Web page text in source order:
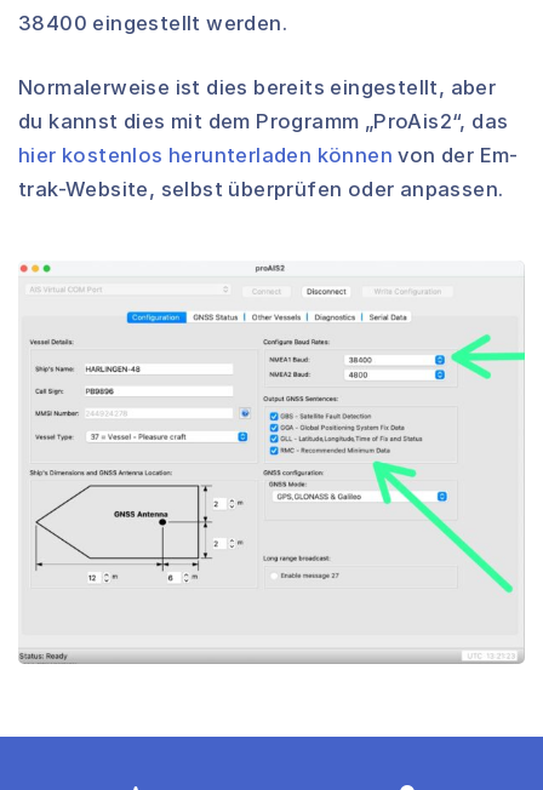
38400 eingestellt werden.
Normalerweise ist dies bereits eingestellt, aber
du kannst dies mit dem Programm „ProAis2“, das
hier kostenlos herunterladen können von der Em-
trak-Website, selbst überprüfen oder anpassen.